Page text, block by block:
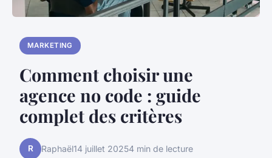
MARKETING
Comment choisir une
agence no code : guide
complet des critères
R Raphaël14 juillet 20254 min de lecture